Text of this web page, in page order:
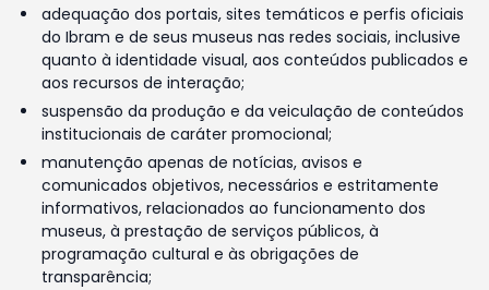
adequação dos portais, sites temáticos e perfis oficiais
do Ibram e de seus museus nas redes sociais, inclusive
quanto à identidade visual, aos conteúdos publicados e
aos recursos de interação;
suspensão da produção e da veiculação de conteúdos
institucionais de caráter promocional;
manutenção apenas de notícias, avisos e
comunicados objetivos, necessários e estritamente
informativos, relacionados ao funcionamento dos
museus, à prestação de serviços públicos, à
programação cultural e às obrigações de
transparência;